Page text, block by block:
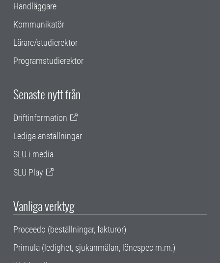
Handläggare
Kommunikatör
Lärare/studierektor
Programstudierektor
Senaste nytt från
Driftinformation
Lediga anställningar
SLU i media
SLU Play
Vanliga verktyg
Proceedo (beställningar, fakturor)
Primula (ledighet, sjukanmälan, lönespec m.m.)